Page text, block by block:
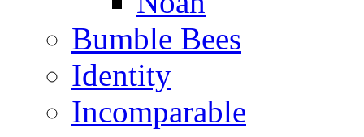
Bumble Bees
Identity
Incomparable